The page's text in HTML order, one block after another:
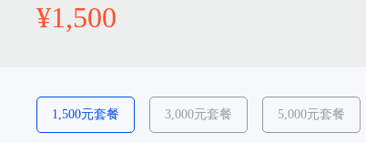
¥1,500
1,500元套餐 3,000元套餐 5,000元套餐